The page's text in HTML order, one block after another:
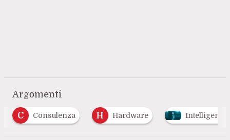
Argomenti
H Hardware Intelligenza Artificiale I